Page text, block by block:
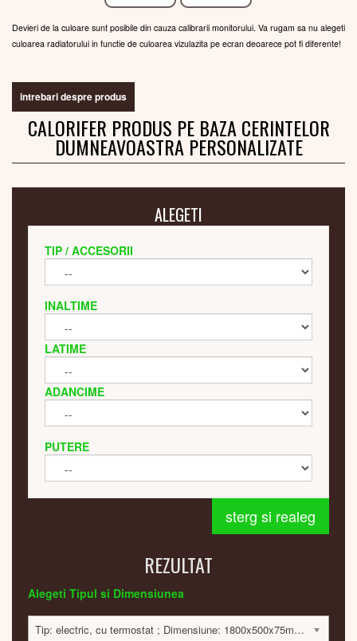
Devieri de la culoare sunt posibile din cauza calibrarii monitorului. Va rugam sa nu alegeti
culoarea radiatorului in functie de culoarea vizulazita pe ecran deoarece pot fi diferente!
intrebari despre produs
CALORIFER PRODUS PE BAZA CERINTELOR
DUMNEAVOASTRA PERSONALIZATE
ALEGETI
TIP / ACCESORII
INALTIME
LATIME
ADANCIME
PUTERE
sterg si realeg
REZULTAT
Alegeti Tipul si Dimensiunea
Tip: electric, cu termostat ; Dimensiune: 1800x500x75mm; 600 Watt; 17224 lei